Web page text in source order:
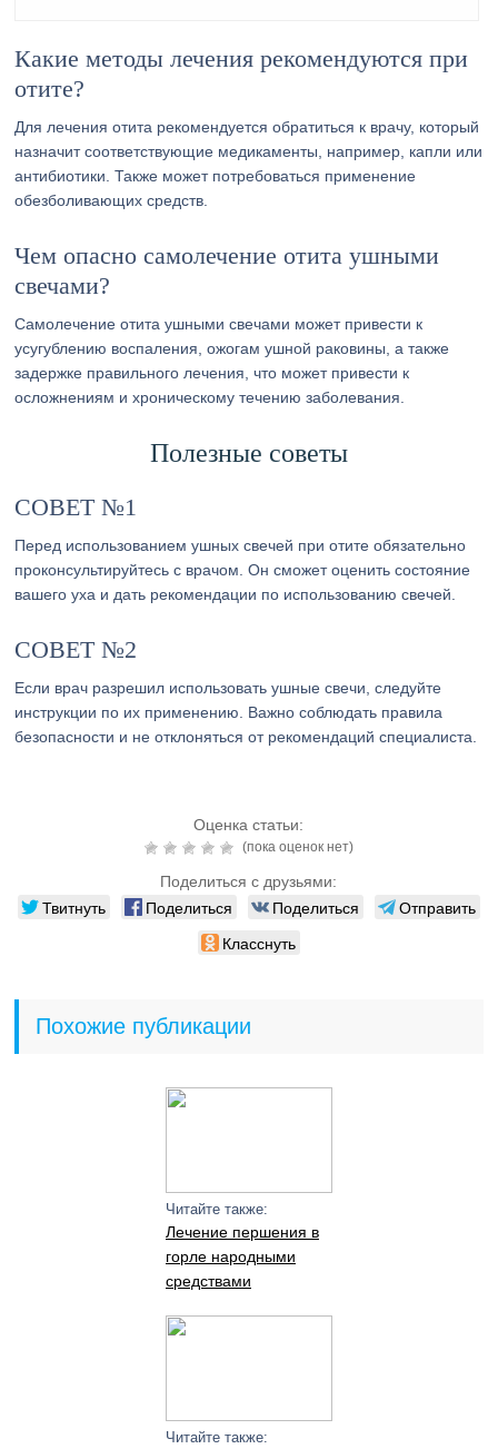
Какие методы лечения рекомендуются при
отите?
Для лечения отита рекомендуется обратиться к врачу, который
назначит соответствующие медикаменты, например, капли или
антибиотики. Также может потребоваться применение
обезболивающих средств.
Чем опасно самолечение отита ушными
свечами?
Самолечение отита ушными свечами может привести к
усугублению воспаления, ожогам ушной раковины, а также
задержке правильного лечения, что может привести к
осложнениям и хроническому течению заболевания.
Полезные советы
СОВЕТ №1
Перед использованием ушных свечей при отите обязательно
проконсультируйтесь с врачом. Он сможет оценить состояние
вашего уха и дать рекомендации по использованию свечей.
СОВЕТ №2
Если врач разрешил использовать ушные свечи, следуйте
инструкции по их применению. Важно соблюдать правила
безопасности и не отклоняться от рекомендаций специалиста.
Оценка статьи:
(пока оценок нет)
Поделиться с друзьями:
Твитнуть Поделиться Поделиться
Отправить
Класснуть
Похожие публикации
Читайте также:
Лечение першения в
горле народными
средствами
Читайте также: